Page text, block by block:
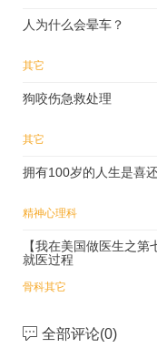
人为什么会晕车？
其它
狗咬伤急救处理
其它
拥有100岁的人生是喜
精神心理科
【我在美国做医生之第
就医过程
骨科其它
全部评论(0)